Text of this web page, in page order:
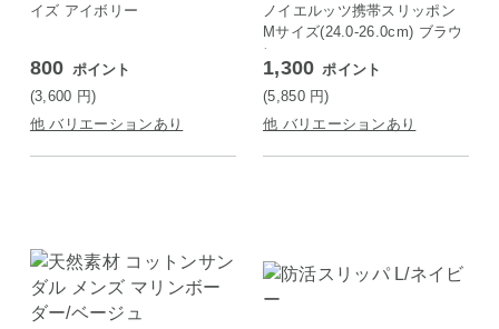
イズ アイボリー
800 ポイント
(3,600 円)
他 バリエーションあり
ノイエルッツ携帯スリッポン
Mサイズ(24.0-26.0cm) ブラウ
ン
1,300 ポイント
(5,850 円)
他 バリエーションあり